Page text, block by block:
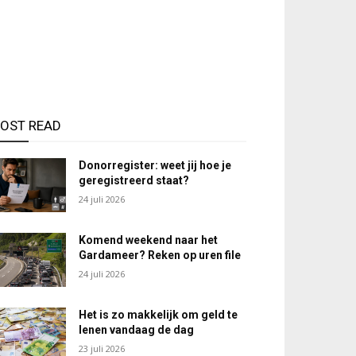
READ
Donorregister: weet jij hoe je
geregistreerd staat?
24 juli 2026
Komend weekend naar het
Gardameer? Reken op uren file
24 juli 2026
Het is zo makkelijk om geld te
lenen vandaag de dag
23 juli 2026